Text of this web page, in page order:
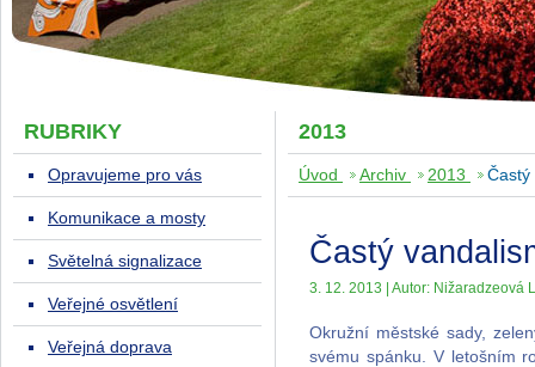
2013
Úvod Archiv 2013
Častý
3. 12. 2013 | Autor: Nižaradzeová
Okružní městské sady,
svému spánku. V letošním
RUBRIKY
Opravujeme pro vás
Komunikace a mosty
Světelná signalizace
Veřejné osvětlení
Veřejná doprava